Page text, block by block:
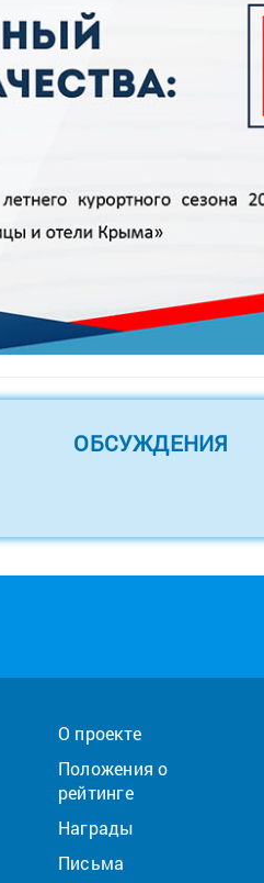
ОБСУЖДЕНИЯ
О проекте
Положения о
рейтинге
Награды
Письма